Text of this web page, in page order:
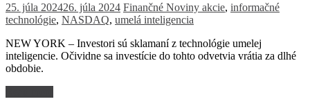
25. júla 202426. júla 2024 Finančné Noviny akcie, informačné
technológie, NASDAQ, umelá inteligencia
NEW YORK – Investori sú sklamaní z technológie umelej
inteligencie. Očividne sa investície do tohto odvetvia vrátia za dlhé
obdobie.